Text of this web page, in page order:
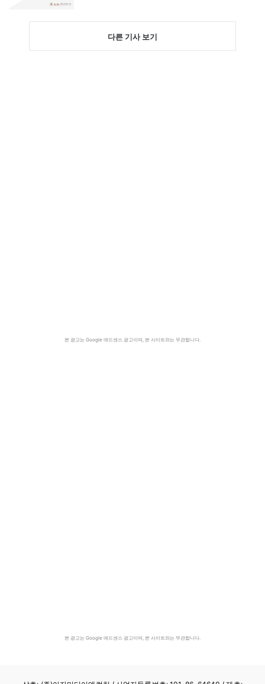
다른 기사 보기
본 광고는 Google 애드센스 광고이며, 본 사이트와는 무관합니다.
본 광고는 Google 애드센스 광고이며, 본 사이트와는 무관합니다.